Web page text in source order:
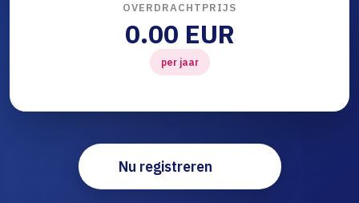
OVERDRACHTPRIJS
0.00 EUR
per jaar
Nu registreren